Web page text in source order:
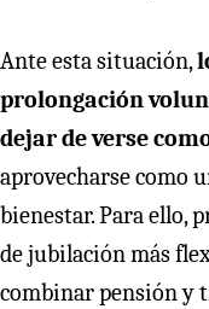
Ante esta situación,
prolongación
dejar de verse
aprovecharse como
bienestar. Para ello,
de jubilación más
combinar pensión y